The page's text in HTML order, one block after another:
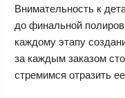
Внимательность к
до финальной
каждому этапу
за каждым заказом
стремимся отразить